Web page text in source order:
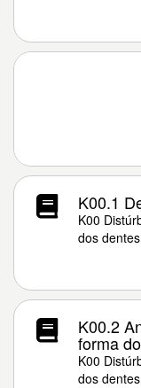
K00.1
K00
dos dentes
K00.2
forma
K00
dos dentes